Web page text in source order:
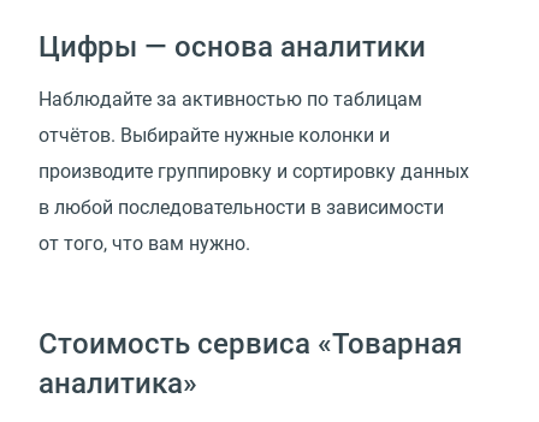
Цифры — основа аналитики
Наблюдайте за активностью по таблицам
отчётов. Выбирайте нужные колонки и
производите группировку и сортировку данных
в любой последовательности в зависимости
от того, что вам нужно.
Стоимость сервиса «Товарная
аналитика»